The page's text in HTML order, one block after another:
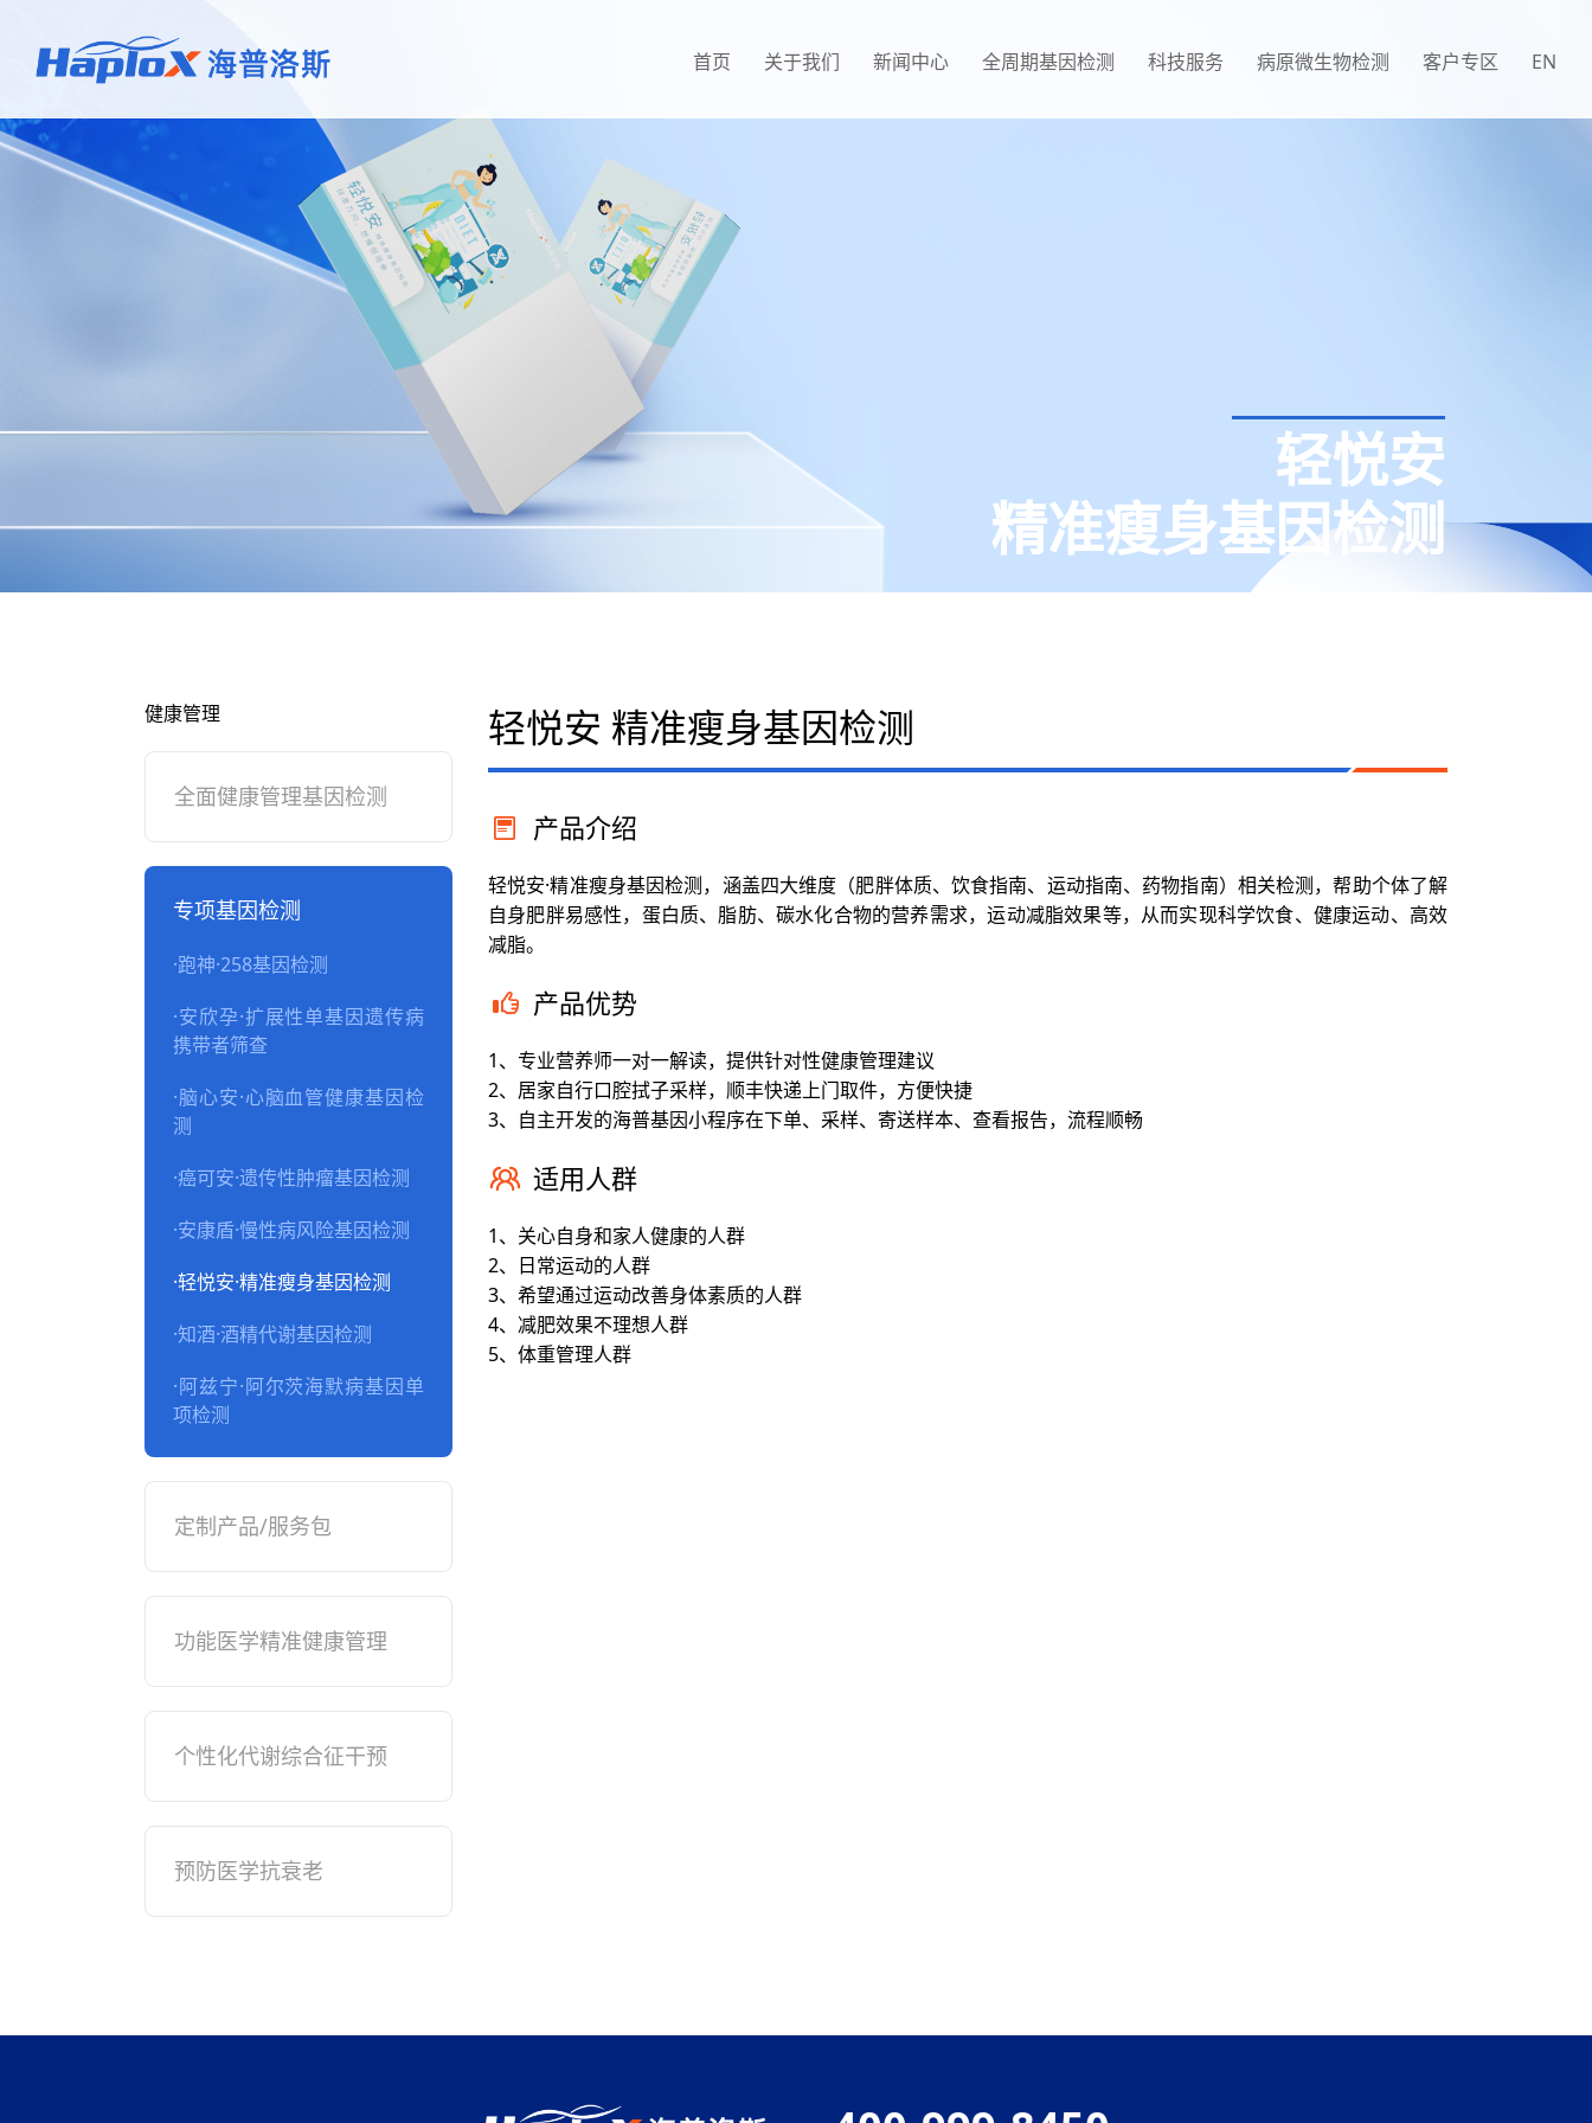
首页 关于我们 新闻中心 全周期基因检测 科技服务 病原微生物检测 客户专区 EN
轻悦安
精准瘦身基因检测
健康管理
全面健康管理基因检测
专项基因检测
·跑神·258基因检测
·安欣孕·扩展性单基因遗传病
携带者筛查
·脑心安·心脑血管健康基因检
测
·癌可安·遗传性肿瘤基因检测
·安康盾·慢性病风险基因检测
·轻悦安·精准瘦身基因检测
·知酒·酒精代谢基因检测
·阿兹宁·阿尔茨海默病基因单
项检测
定制产品/服务包
功能医学精准健康管理
个性化代谢综合征干预
预防医学抗衰老
轻悦安 精准瘦身基因检测
产品介绍
轻悦安·精准瘦身基因检测，涵盖四大维度（肥胖体质、饮食指南、运动指南、药物指南）相关检测，帮助个体了解
自身肥胖易感性，蛋白质、脂肪、碳水化合物的营养需求，运动减脂效果等，从而实现科学饮食、健康运动、高效
减脂。
产品优势
1、专业营养师一对一解读，提供针对性健康管理建议
2、居家自行口腔拭子采样，顺丰快递上门取件，方便快捷
3、自主开发的海普基因小程序在下单、采样、寄送样本、查看报告，流程顺畅
适用人群
1、关心自身和家人健康的人群
2、日常运动的人群
3、希望通过运动改善身体素质的人群
4、减肥效果不理想人群
5、体重管理人群